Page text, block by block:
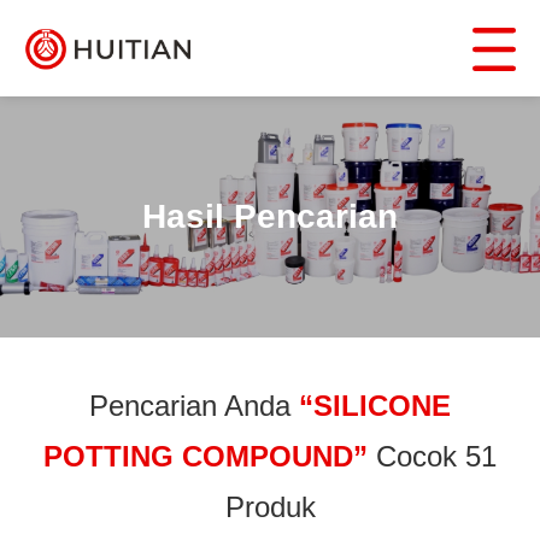
Hasil Pencarian
Pencarian Anda “SILICONE
POTTING COMPOUND” Cocok 51
Produk